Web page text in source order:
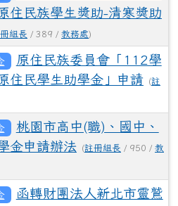
住民族學生獎助-清寒獎助
組長 / 389 / 教務處)
原住民族委員會「112學
住民學生助學金」申請
(註
桃園市高中(職)、國中、
金申請辦法
(註冊組長 / 950 / 教
函轉財團法人新北市靈鷲